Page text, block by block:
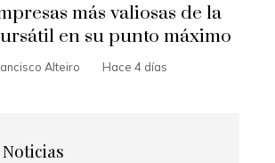
más valiosas de la
en su punto máximo
Alteiro Hace 4 días